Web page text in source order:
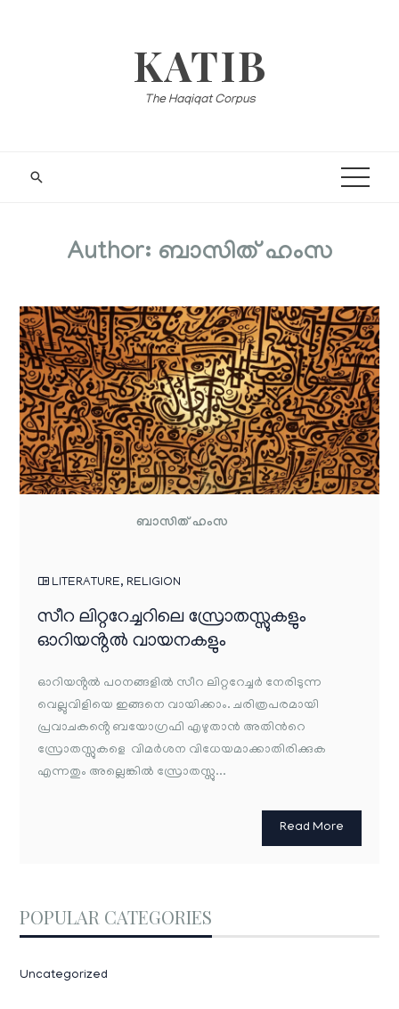
KATIB
The Haqiqat Corpus
Author: ബാസിത് ഹംസ
ബാസിത് ഹംസ
LITERATURE, RELIGION
സീറ ലിറ്ററേച്ചറിലെ സ്രോതസ്സുകളും
ഓറിയൻ്റൽ വായനകളും
ഓറിയൻ്റൽ പഠനങ്ങളിൽ സീറ ലിറ്ററേച്ചർ നേരിടുന്ന
വെല്ലുവിളിയെ ഇങ്ങനെ വായിക്കാം. ചരിത്രപരമായി
പ്രവാചകൻ്റെ ബയോഗ്രഫി എഴുതാൻ അതിൻറെ
സ്രോതസ്സുകളെ വിമർശന വിധേയമാക്കാതിരിക്കുക
എന്നതും അല്ലെങ്കിൽ സ്രോതസ്സു...
Read More
POPULAR CATEGORIES
Uncategorized